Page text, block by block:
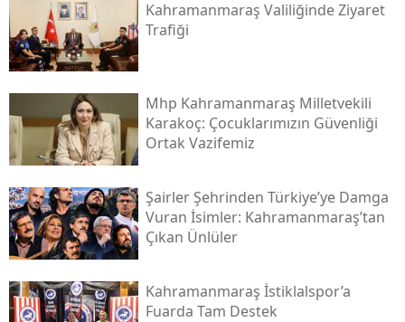
Kahramanmaraş Valiliğinde Ziyaret
Trafiği
Mhp Kahramanmaraş Milletvekili
Karakoç: Çocuklarımızın Güvenliği
Ortak Vazifemiz
Şairler Şehrinden Türkiye’ye Damga
Vuran İsimler: Kahramanmaraş’tan
Çıkan Ünlüler
Kahramanmaraş İstiklalspor’a
Fuarda Tam Destek